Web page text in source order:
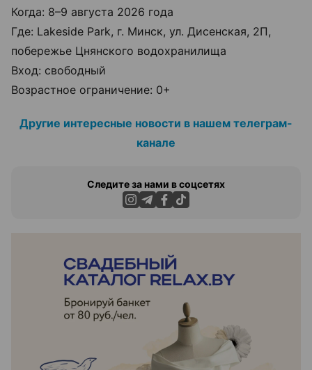
Когда: 8–9 августа 2026 года
Где: Lakeside Park, г. Минск, ул. Дисенская, 2П,
побережье Цнянского водохранилища
Вход: свободный
Возрастное ограничение: 0+
Другие интересные новости в нашем телеграм-
канале
Следите за нами в соцсетях
ЭФФЕКТИВНАЯ РЕКЛАМА НА САЙТЕ